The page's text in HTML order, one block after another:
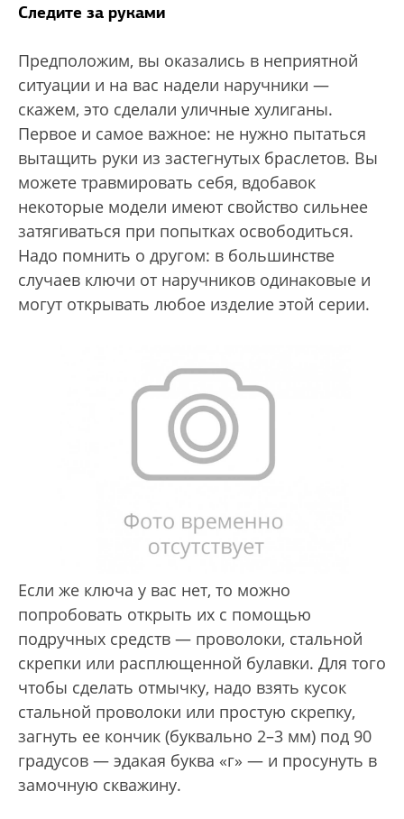
Следите за руками
Предположим, вы оказались в неприятной
ситуации и на вас надели наручники —
скажем, это сделали уличные хулиганы.
Первое и самое важное: не нужно пытаться
вытащить руки из застегнутых браслетов. Вы
можете травмировать себя, вдобавок
некоторые модели имеют свойство сильнее
затягиваться при попытках освободиться.
Надо помнить о другом: в большинстве
случаев ключи от наручников одинаковые и
могут открывать любое изделие этой серии.
Если же ключа у вас нет, то можно
попробовать открыть их с помощью
подручных средств — проволоки, стальной
скрепки или расплющенной булавки. Для того
чтобы сделать отмычку, надо взять кусок
стальной проволоки или простую скрепку,
загнуть ее кончик (буквально 2–3 мм) под 90
градусов — эдакая буква «г» — и просунуть в
замочную скважину.